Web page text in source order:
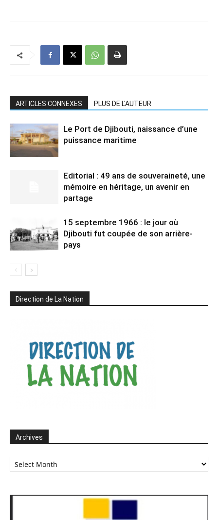
ARTICLES CONNEXES PLUS DE L'AUTEUR
Le Port de Djibouti, naissance d’une
puissance maritime
Editorial : 49 ans de souveraineté, une
mémoire en héritage, un avenir en
partage
15 septembre 1966 : le jour où
Djibouti fut coupée de son arrière-
pays
Direction de La Nation
Archives
Archives